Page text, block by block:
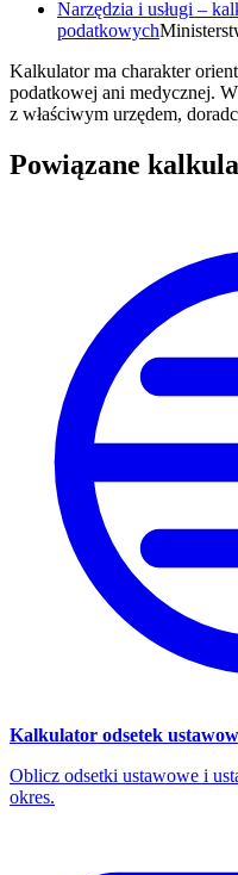
Narzędzia i usługi –
podatkowych
Kalkulator ma charakter
podatkowej ani medycznej.
z właściwym urzędem,
Powiązane
Kalkulator odsetek
Oblicz odsetki ustawowe i
okres.